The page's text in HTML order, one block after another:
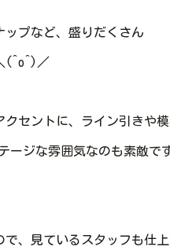
ップなど、盛りだくさん
(^o^)／
クセントに、ライン引きや
ージな雰囲気なのも素敵で
、見ているスタッフも仕